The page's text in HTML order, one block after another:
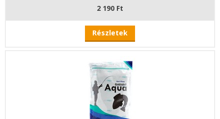
2 190 Ft
Részletek